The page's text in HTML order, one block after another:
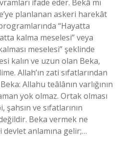
ifade eder. Bekâ mı
planlanan askeri harekât
“Hayatta
kalma meselesi” veya
meselesi” şeklinde
kalın ve uzun olan Beka,
Allah’ın zati sıfatlarından
Allahu teâlânın varlığının
yok olmaz. Ortak olması
şahsın ve sıfatlarının
Beka vermek ne
devlet anlamına gelir;…